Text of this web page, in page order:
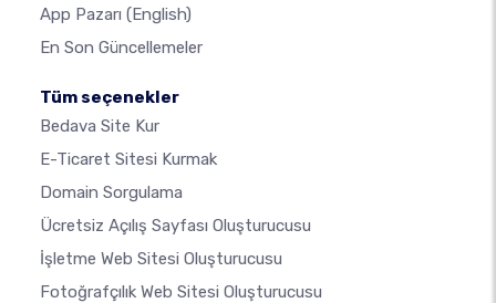
App Pazarı (English)
En Son Güncellemeler
Tüm seçenekler
Bedava Site Kur
E-Ticaret Sitesi Kurmak
Domain Sorgulama
Ücretsiz Açılış Sayfası Oluşturucusu
İşletme Web Sitesi Oluşturucusu
Fotoğrafçılık Web Sitesi Oluşturucusu